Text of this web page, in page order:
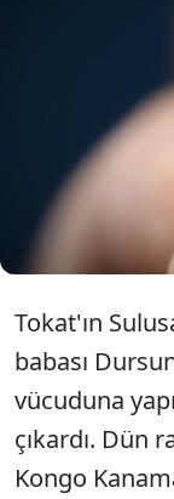
keneyi
teşhisi
ettiği
Tokat'ın
babası
vücuduna
çıkardı. Dün
Kongo